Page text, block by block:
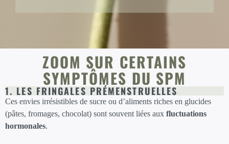
ZOOM SUR CERTAINS
SYMPTÔMES DU SPM
1. LES FRINGALES PRÉMENSTRUELLES
Ces envies irrésistibles de sucre ou d’aliments riches en glucides
(pâtes, fromages, chocolat) sont souvent liées aux fluctuations
hormonales.